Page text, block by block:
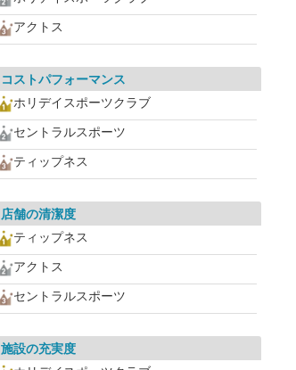
アクトス
コストパフォーマンス
ホリデイスポーツクラブ
セントラルスポーツ
ティップネス
店舗の清潔度
ティップネス
アクトス
セントラルスポーツ
施設の充実度